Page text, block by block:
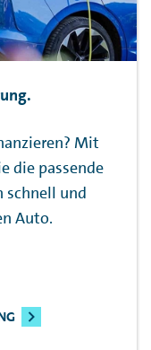
Mit
die passende
schnell und
Auto.